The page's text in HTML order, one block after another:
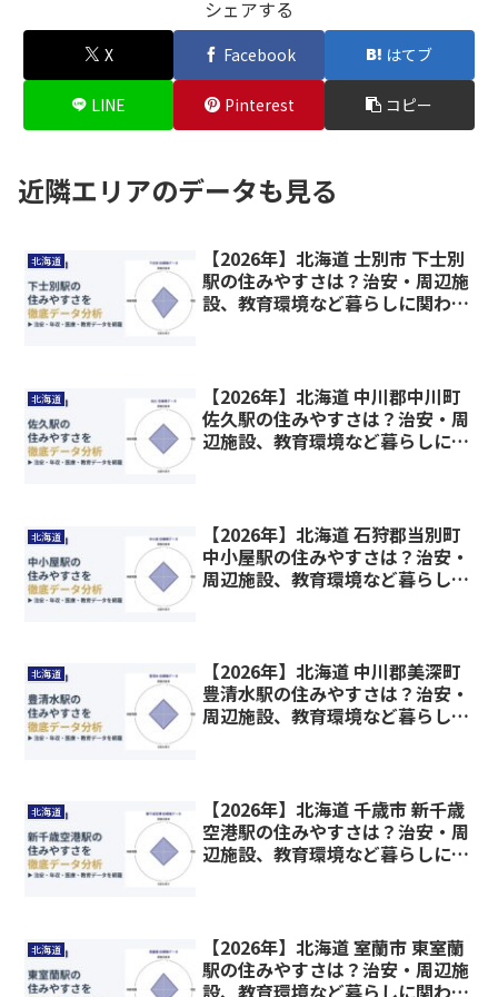
シェアする
X Facebook はてブ
LINE Pinterest コピー
近隣エリアのデータも見る
北海道
【2026年】北海道 士別市 下士別
駅の住みやすさは？治安・周辺施
設、教育環境など暮らしに関わる
北海道
【2026年】北海道 中川郡中川町
佐久駅の住みやすさは？治安・周
辺施設、教育環境など暮らしに関
北海道
【2026年】北海道 石狩郡当別町
中小屋駅の住みやすさは？治安・
周辺施設、教育環境など暮らしに
北海道
【2026年】北海道 中川郡美深町
豊清水駅の住みやすさは？治安・
周辺施設、教育環境など暮らしに
北海道
【2026年】北海道 千歳市 新千歳
空港駅の住みやすさは？治安・周
辺施設、教育環境など暮らしに関
北海道
【2026年】北海道 室蘭市 東室蘭
駅の住みやすさは？治安・周辺施
設、教育環境など暮らしに関わる